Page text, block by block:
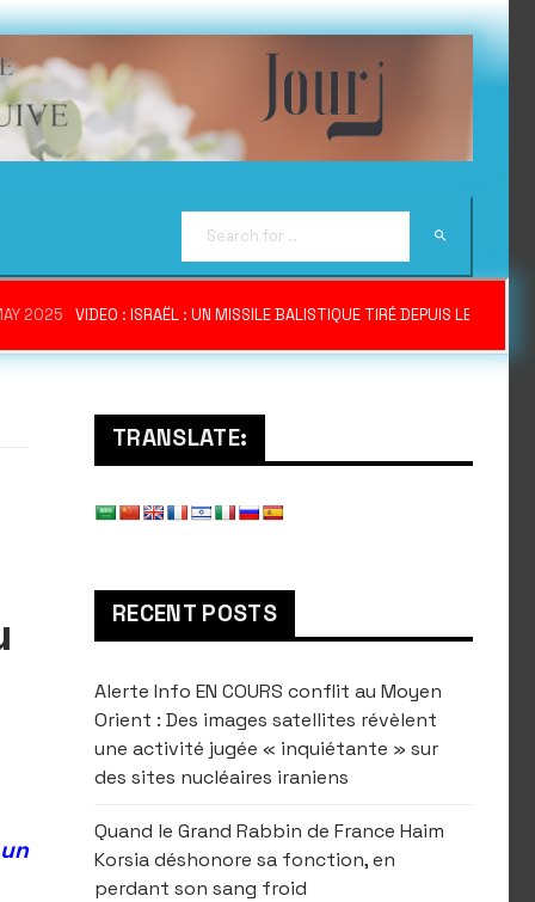
2025 VIDEO : ISRAËL : UN MISSILE BALISTIQUE TIRÉ DEPUIS LE YÉMEN
TRANSLATE:
RECENT POSTS
Alerte Info EN COURS conflit au Moyen
Orient : Des images satellites révèlent
une activité jugée « inquiétante » sur
des sites nucléaires iraniens
Quand le Grand Rabbin de France Haim
Korsia déshonore sa fonction, en
perdant son sang froid